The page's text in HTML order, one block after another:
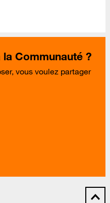
Communauté ?
vous voulez partager